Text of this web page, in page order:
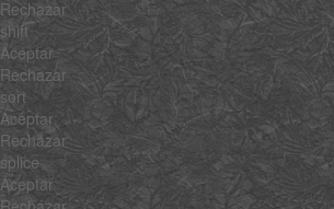
Rechazar
shift
Aceptar
Rechazar
sort
Aceptar
Rechazar
splice
Aceptar